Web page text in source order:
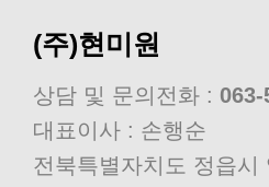
(주)현미원
상담 및 문의전화 :
대표이사 : 손행순
전북특별자치도 정읍